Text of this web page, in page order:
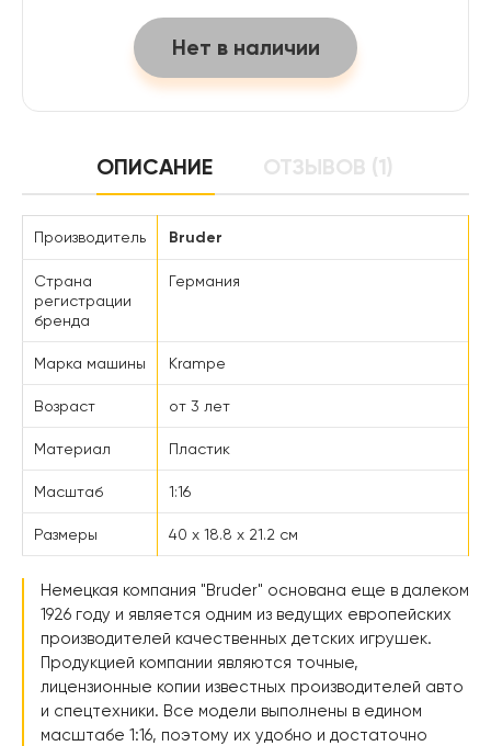
Нет в наличии
ОПИСАНИЕ ОТЗЫВОВ (1)
Производитель Bruder
Страна
регистрации
бренда
Германия
Марка машины Krampe
Возраст от 3 лет
Материал Пластик
Масштаб 1:16
Размеры 40 х 18.8 х 21.2 см
Немецкая компания "Bruder" основана еще в далеком
1926 году и является одним из ведущих европейских
производителей качественных детских игрушек.
Продукцией компании являются точные,
лицензионные копии известных производителей авто
и спецтехники. Все модели выполнены в едином
масштабе 1:16, поэтому их удобно и достаточно